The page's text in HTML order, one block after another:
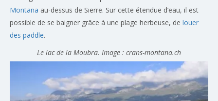
Montana au-dessus de Sierre. Sur cette étendue d’eau, il est
possible de se baigner grâce à une plage herbeuse, de louer
des paddle.
Le lac de la Moubra. Image : crans-montana.ch